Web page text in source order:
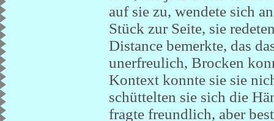
auf sie zu, wendete sich
Stück zur Seite, sie
Distance bemerkte, das
unerfreulich, Brocken
Kontext konnte sie sie
schüttelten sie sich die
fragte freundlich, aber